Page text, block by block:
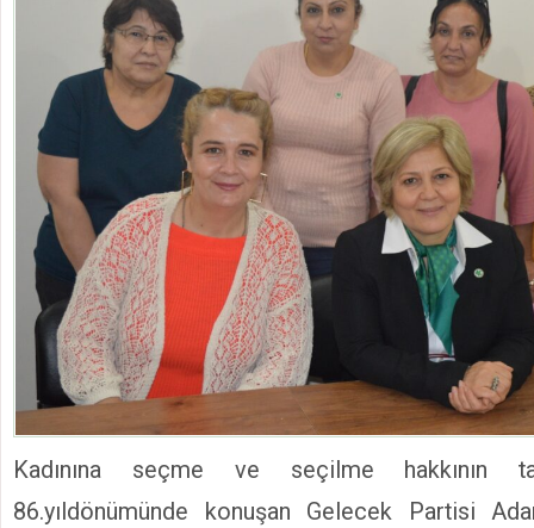
Kadınına seçme ve seçilme hakkının
86.yıldönümünde konuşan Gelecek Partisi